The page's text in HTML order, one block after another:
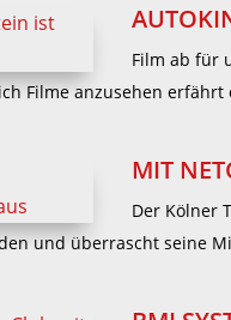
Film ab für
Filme anzusehen
MIT
Der Kölner
und überrascht seine